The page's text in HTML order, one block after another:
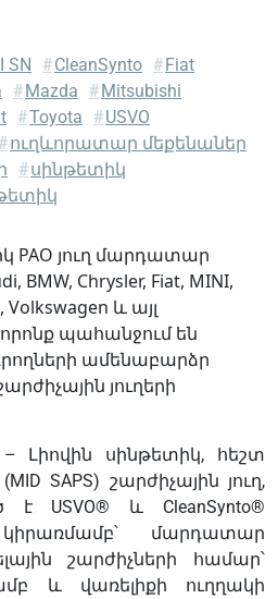
SN #CleanSynto #Fiat
#Mazda #Mitsubishi
#Toyota #USVO
ուղևորատար մեքենաներ
#սինթետիկ
PAO յուղ մարդատար
Chrysler, Fiat, MINI,
Volkswagen և այլ
պահանջում են
ամենաբարձր
յուղերի
– Լիովին սինթետիկ, հեշտ
SAPS) շարժիչային յուղ,
USVO® և CleanSynto®
մարդատար
շարժիչների համար՝
և վառելիքի ուղղակի